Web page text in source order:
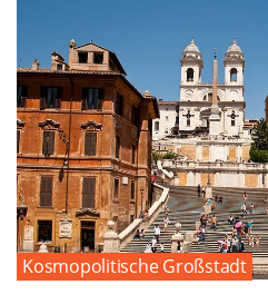
Kosmopolitische Großstadt